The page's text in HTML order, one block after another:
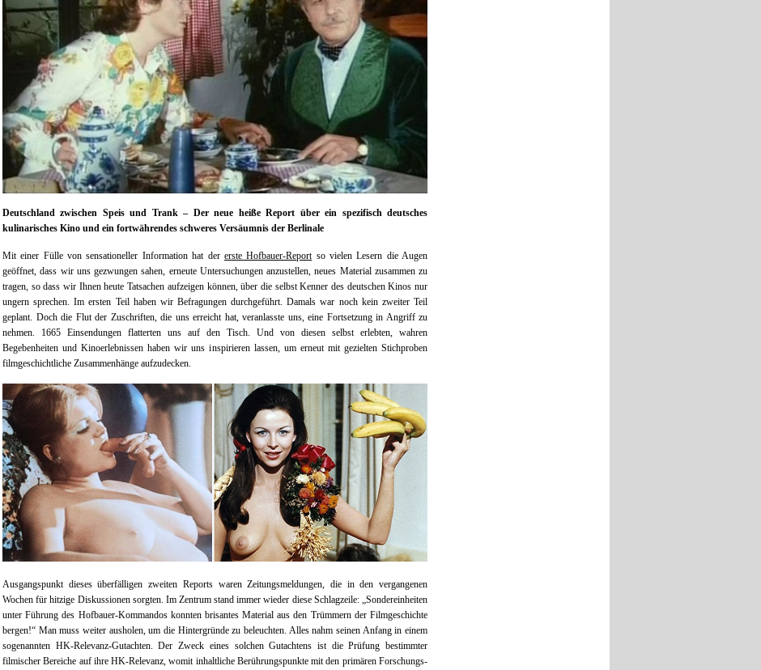
Deutschland zwischen Speis und Trank – Der neue heiße Report über ein spezifisch deutsches
kulinarisches Kino und ein fortwährendes schweres Versäumnis der Berlinale
Mit einer Fülle von sensationeller Information hat der erste Hofbauer-Reportso vielen Lesern die Augen
geöffnet, dass wir uns gezwungen sahen, erneute Untersuchungen anzustellen, neues Material zusammen zu
tragen, so dass wir Ihnen heute Tatsachen aufzeigen können, über die selbst Kenner des deutschen Kinos nur
ungern sprechen. Im ersten Teil haben wir Befragungen durchgeführt. Damals war noch kein zweiter Teil
geplant. Doch die Flut der Zuschriften, die uns erreicht hat, veranlasste uns, eine Fortsetzung in Angriff zu
nehmen. 1665 Einsendungen flatterten uns auf den Tisch. Und von diesen selbst erlebten, wahren
Begebenheiten und Kinoerlebnissen haben wir uns inspirieren lassen, um erneut mit gezielten Stichproben
filmgeschichtliche Zusammenhänge aufzudecken.
Ausgangspunkt dieses überfälligen zweiten Reports waren Zeitungsmeldungen, die in den vergangenen
Wochen für hitzige Diskussionen sorgten. Im Zentrum stand immer wieder diese Schlagzeile: „Sondereinheiten
unter Führung des Hofbauer-Kommandos konnten brisantes Material aus den Trümmern der Filmgeschichte
bergen!“ Man muss weiter ausholen, um die Hintergründe zu beleuchten. Alles nahm seinen Anfang in einem
sogenannten HK-Relevanz-Gutachten. Der Zweck eines solchen Gutachtens ist die Prüfung bestimmter
filmischer Bereiche auf ihre HK-Relevanz, womit inhaltliche Berührungspunkte mit den primären Forschungs-